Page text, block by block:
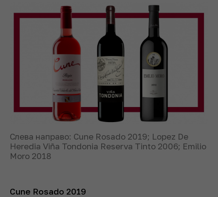
Слева направо: Сune Rosado 2019; Lopez De
Heredia Viña Tondonia Reserva Tinto 2006; Emilio
Moro 2018
Сune Rosado 2019